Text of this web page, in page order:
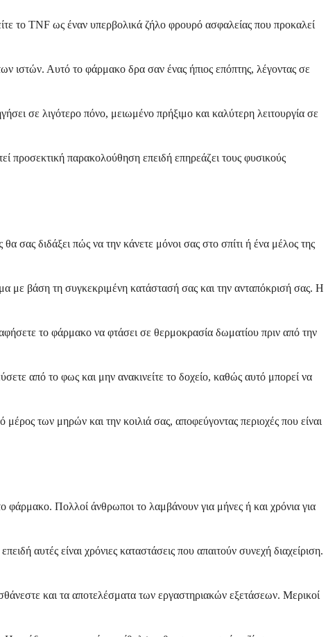
το TNF ως έναν υπερβολικά ζήλο φρουρό ασφαλείας που προκαλεί
ιστών. Αυτό το φάρμακο δρα σαν ένας ήπιος επόπτης, λέγοντας σε
σε λιγότερο πόνο, μειωμένο πρήξιμο και καλύτερη λειτουργία σε
προσεκτική παρακολούθηση επειδή επηρεάζει τους φυσικούς
διδάξει πώς να την κάνετε μόνοι σας στο σπίτι ή ένα μέλος της
με βάση τη συγκεκριμένη κατάστασή σας και την ανταπόκρισή σας. Η
το φάρμακο να φτάσει σε θερμοκρασία δωματίου πριν από την
από το φως και μην ανακινείτε το δοχείο, καθώς αυτό μπορεί να
των μηρών και την κοιλιά σας, αποφεύγοντας περιοχές που είναι
φάρμακο. Πολλοί άνθρωποι το λαμβάνουν για μήνες ή και χρόνια για
αυτές είναι χρόνιες καταστάσεις που απαιτούν συνεχή διαχείριση.
και τα αποτελέσματα των εργαστηριακών εξετάσεων. Μερικοί